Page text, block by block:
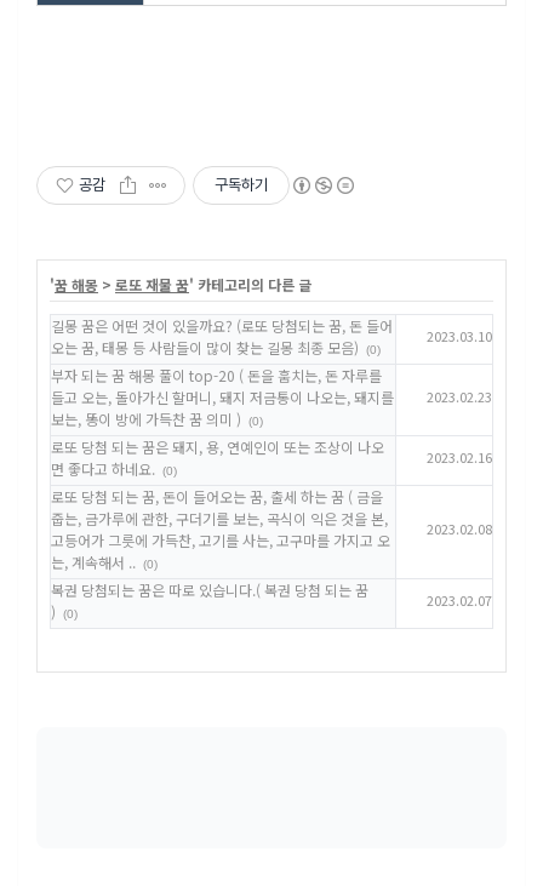
공감 구독하기
'꿈 해몽 > 로또 재물 꿈' 카테고리의 다른 글
길몽 꿈은 어떤 것이 있을까요? (로또 당첨되는 꿈, 돈 들어
오는 꿈, 태몽 등 사람들이 많이 찾는 길몽 최종 모음)
(0)
2023.03.10
부자 되는 꿈 해몽 풀이 top-20 ( 돈을 훔치는, 돈 자루를
들고 오는, 돌아가신 할머니, 돼지 저금통이 나오는, 돼지를
보는, 똥이 방에 가득찬 꿈 의미 )
(0)
2023.02.23
로또 당첨 되는 꿈은 돼지, 용, 연예인이 또는 조상이 나오
면 좋다고 하네요. (0)
2023.02.16
로또 당첨 되는 꿈, 돈이 들어오는 꿈, 출세 하는 꿈 ( 금을
줍는, 금가루에 관한, 구더기를 보는, 곡식이 익은 것을 본,
고등어가 그릇에 가득찬, 고기를 사는, 고구마를 가지고 오
는, 계속해서 .. (0)
2023.02.08
복권 당첨되는 꿈은 따로 있습니다.( 복권 당첨 되는 꿈
)
(0)
2023.02.07